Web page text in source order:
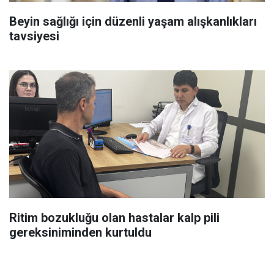
Beyin sağlığı için düzenli yaşam alışkanlıkları
tavsiyesi
Ritim bozukluğu olan hastalar kalp pili
gereksiniminden kurtuldu